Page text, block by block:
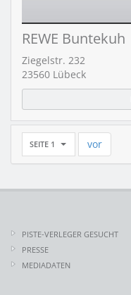
REWE Buntekuh
Ziegelstr. 232
23560 Lübeck
SEITE 1 vor
PISTE-VERLEGER GESUCHT
PRESSE
MEDIADATEN